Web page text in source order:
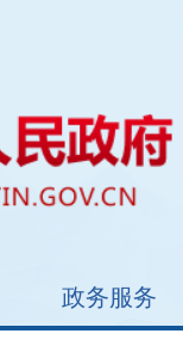
政务服务